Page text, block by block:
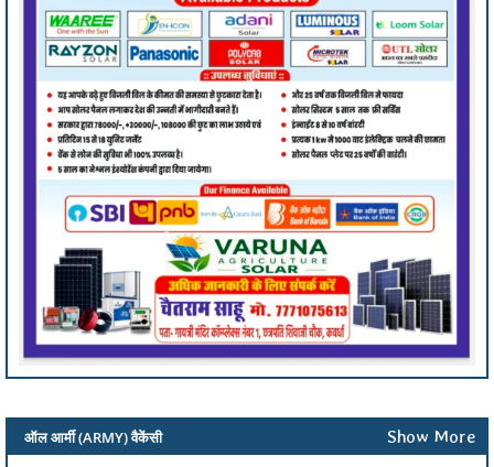
ऑल आर्मी (ARMY) वैकेंसी Show More